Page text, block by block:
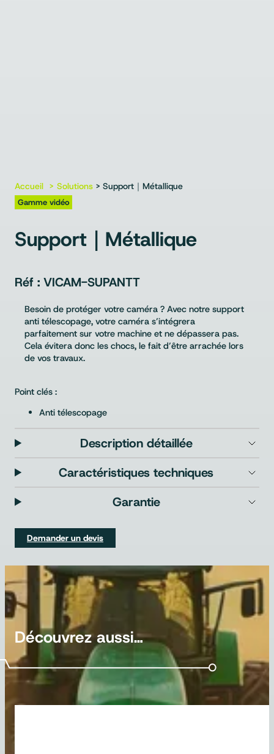
Accueil Solutions > Support｜Métallique
Gamme vidéo
Support｜Métallique
VICAM-SUPANTT
Besoin de protéger votre caméra ? Avec notre support
anti télescopage, votre caméra s’intégrera
parfaitement sur votre machine et ne dépassera pas.
Cela évitera donc les chocs, le fait d’être arrachée lors
de vos travaux.
Point clés :
Anti télescopage
Description détaillée
Caractéristiques techniques
Garantie
Demander un devis
Découvrez aussi…